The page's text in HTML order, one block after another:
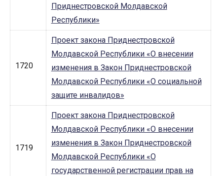
Приднестровской Молдавской
Республики»
1720
Проект закона Приднестровской
Молдавской Республики «О внесении
изменения в Закон Приднестровской
Молдавской Республики «О социальной
защите инвалидов»
1719
Проект закона Приднестровской
Молдавской Республики «О внесении
изменения в Закон Приднестровской
Молдавской Республики «О
государственной регистрации прав на